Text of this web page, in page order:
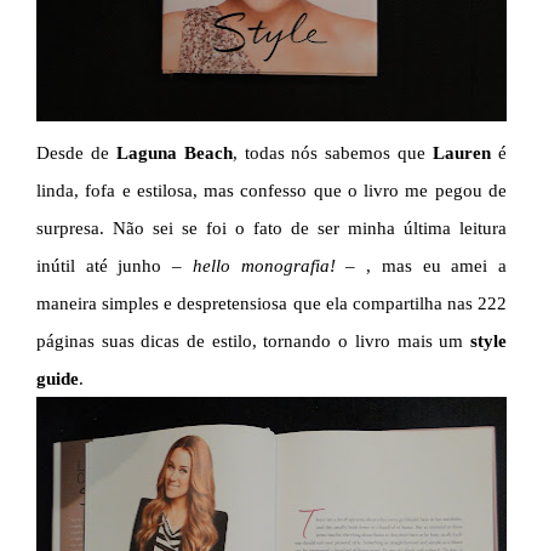
Desde de Laguna Beach, todas nós sabemos queLaurené
linda, fofa e estilosa, mas confesso que o livro me pegou de
surpresa. Não sei se foi o fato de ser minha última leitura
inútil até junho – hello monografia!– , mas eu amei a
maneira simples e despretensiosa que ela compartilha nas 222
páginas suas dicas de estilo, tornando o livro mais um style
guide.